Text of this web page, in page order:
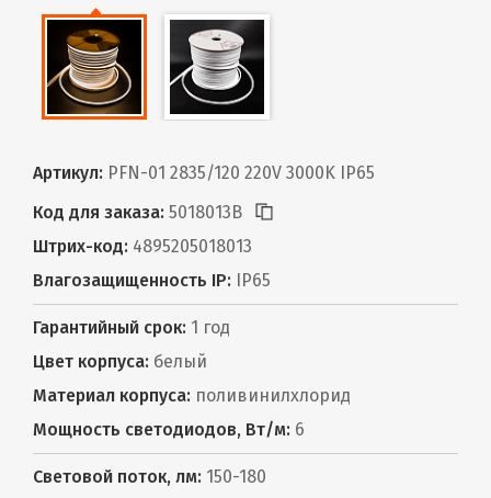
Артикул: PFN-01 2835/120 220V 3000K IP65
Код для заказа: 5018013B
Штрих-код: 4895205018013
Влагозащищенность IP: IP65
Гарантийный срок: 1 год
Цвет корпуса: белый
Материал корпуса: поливинилхлорид
Мощность светодиодов, Вт/м: 6
Световой поток, лм: 150-180